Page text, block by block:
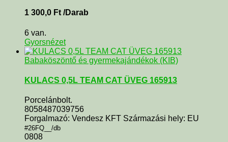
1 300,0 Ft /Darab
6 van.
Gyorsnézet
Babaköszöntő és gyermekajándékok (KIB)
KULACS 0,5L TEAM CAT ÜVEG 165913
Porcelánbolt.
8058487039756
Forgalmazó: Vendesz KFT Származási hely: EU
#26FQ__/db
0808